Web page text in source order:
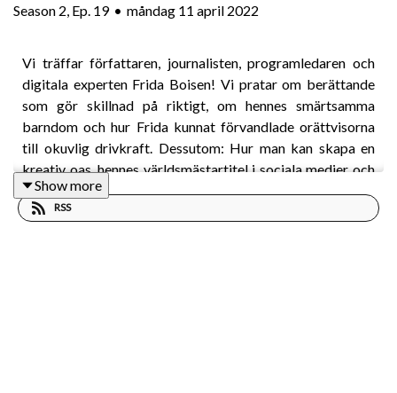
Season 2 Ep. 19 • måndag 11 april 2022
Vi träffar författaren, journalisten, programledaren och
digitala experten Frida Boisen! Vi pratar om berättande
som gör skillnad på riktigt, om hennes smärtsamma
barndom och hur Frida kunnat förvandlade orättvisorna
till okuvlig drivkraft. Dessutom: Hur man kan skapa en
kreativ oas, hennes världsmästartitel i sociala medier och
hur ens favoritdjur kan ringa in ens värderingar.
Show more
RSS